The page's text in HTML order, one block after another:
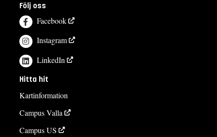
Följ oss
Facebook
Instagram
LinkedIn
Hitta hit
Kartinformation
Campus Valla
Campus US